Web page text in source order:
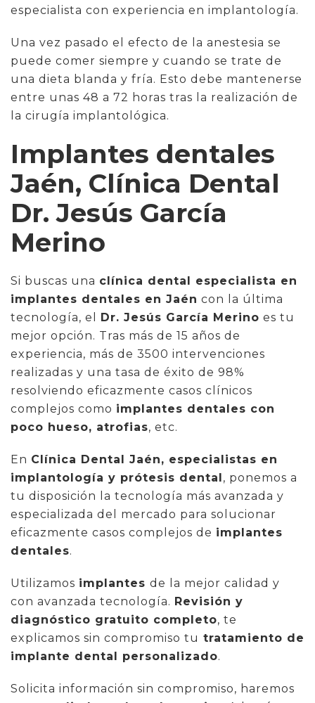
especialista con experiencia en implantología.
Una vez pasado el efecto de la anestesia se
puede comer siempre y cuando se trate de
una dieta blanda y fría. Esto debe mantenerse
entre unas 48 a 72 horas tras la realización de
la cirugía implantológica.
Implantes dentales
Jaén, Clínica Dental
Dr. Jesús García
Merino
Si buscas una clínica dental especialista en
implantes dentales en Jaén con la última
tecnología, el Dr. Jesús García Merino es tu
mejor opción. Tras más de 15 años de
experiencia, más de 3500 intervenciones
realizadas y una tasa de éxito de 98%
resolviendo eficazmente casos clínicos
complejos como implantes dentales con
poco hueso, atrofias, etc.
En Clínica Dental Jaén, especialistas en
implantología y prótesis dental, ponemos a
tu disposición la tecnología más avanzada y
especializada del mercado para solucionar
eficazmente casos complejos de implantes
dentales.
Utilizamos implantes de la mejor calidad y
con avanzada tecnología. Revisión y
diagnóstico gratuito completo, te
explicamos sin compromiso tu tratamiento de
implante dental personalizado.
Solicita información sin compromiso, haremos